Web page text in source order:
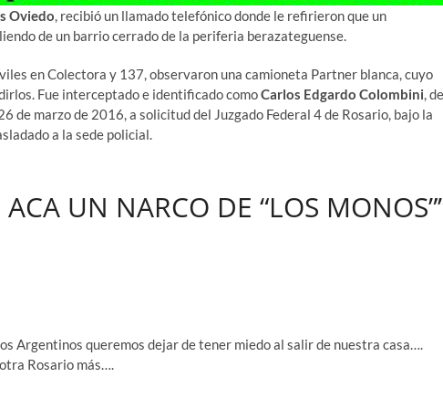
Oviedo, recibió un llamado telefónico donde le refirieron que un
de un barrio cerrado de la periferia berazateguense.
en Colectora y 137, observaron una camioneta Partner blanca, cuyo
Fue interceptado e identificado comoCarlos Edgardo Colombini, de
de marzo de 2016, a solicitud del Juzgado Federal 4 de Rosario, bajo la
a la sede policial.
UN NARCO DE “LOS
Argentinos queremos dejar de tener miedo al salir de nuestra casa….
Rosario más….